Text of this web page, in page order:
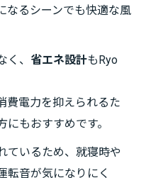
なるシーンでも快適な風
、 省エネ設計もRyo
費電力を抑えられるた
もおすすめです。
ているため、就寝時や
転音が気になりにく